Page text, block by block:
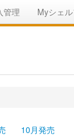
管理 Myシェ
10月発売